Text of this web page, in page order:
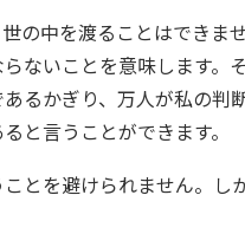
の中を渡ることはできま
ないことを意味します。
るかぎり、万人が私の判
と言うことができます。
とを避けられません。し